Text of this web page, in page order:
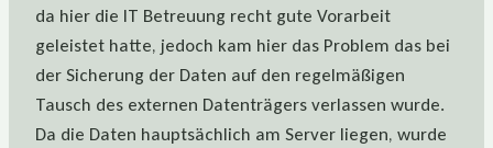
da hier die IT Betreuung recht gute Vorarbeit
geleistet hatte, jedoch kam hier das Problem das bei
der Sicherung der Daten auf den regelmäßigen
Tausch des externen Datenträgers verlassen wurde.
Da die Daten hauptsächlich am Server liegen, wurde